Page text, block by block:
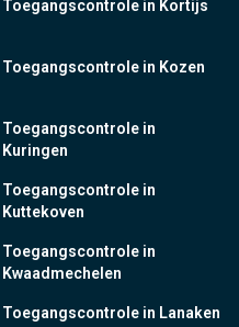
Toegangscontrole in Kortijs
Toegangscontrole in Kozen
Toegangscontrole in
Kuringen
Toegangscontrole in
Kuttekoven
Toegangscontrole in
Kwaadmechelen
Toegangscontrole in Lanaken